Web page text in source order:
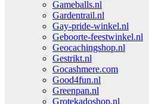
Gameballs.nl
Gardentrail.nl
Gay-pride-winkel.nl
Geboorte-feestwinkel.nl
Geocachingshop.nl
Gestrikt.nl
Gocashmere.com
Good4fun.nl
Greenpan.nl
Grotekadoshop.nl